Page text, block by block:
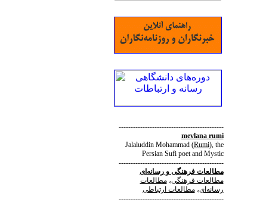
--------------------------------------------
mevlana rumi
Jalaluddin Mohammad(Rumi), the
Persian Sufi poet and Mystic
--------------------------------------------
مطالعات فرهنگیورسانه‌ای
مطالعات فرهنگی،مطالعات
رسانه‌ای،مطالعات ارتباطی
--------------------------------------------